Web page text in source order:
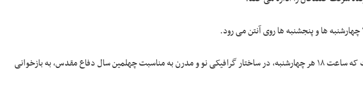
مجله تلویزیونی «مهمات» نیز برنامه جدیدی است که ساعت ۱۸ هر چهارشنبه، در ساختار گرافیکی نو و مدرن به مناسبت چهلمین سال دفاع مقدس، به بازخوانی